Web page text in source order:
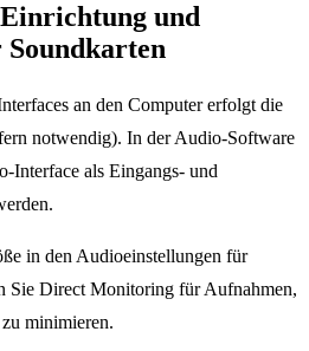
und
an den Computer erfolgt die
notwendig). In der Audio-Software
Interface als Eingangs- und
in den Audioeinstellungen für
Sie Direct Monitoring für Aufnahmen,
minimieren.